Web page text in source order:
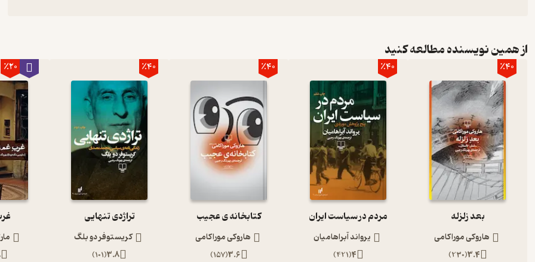
از همین نویسنده مطالعه کنید
٪40
بعد زلزله
هاروکی موراکامی
3.4
(
230
)
٪40
مردم در سیاست ایران
یرواند آبراهامیان
4
(
421
)
٪40
کتابخانه ی عجیب
هاروکی موراکامی
3.6
(
157
)
٪40
تراژدی تنهایی
کریستوفر دو بلگ
3.8
(
101
)
٪20